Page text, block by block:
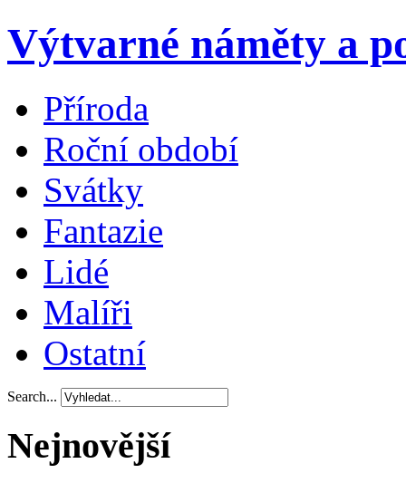
Výtvarné náměty a
Příroda
Roční období
Svátky
Fantazie
Lidé
Malíři
Ostatní
Search...
Nejnovější